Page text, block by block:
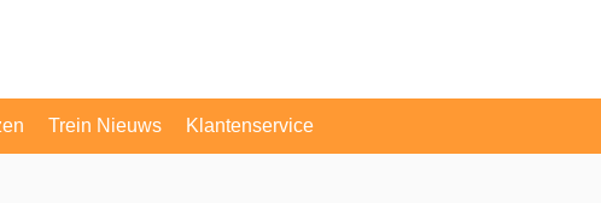
Trein Nieuws Klantenservice